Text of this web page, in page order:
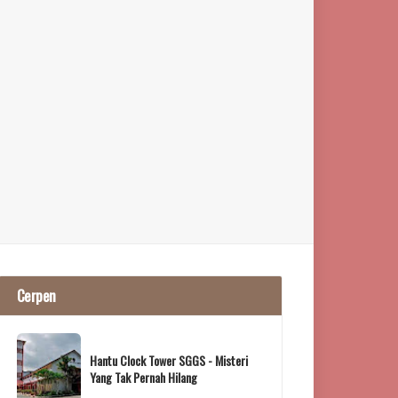
Cerpen
Hantu Clock Tower SGGS - Misteri
Yang Tak Pernah Hilang